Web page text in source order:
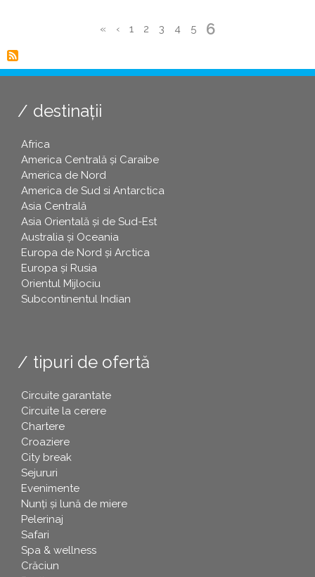
Prima
«
Pagina
‹ Page
1 Page
2 Page
3 Page
4 Page
5 Pagina
6
destinații
Africa
America Centrală și Caraibe
America de Nord
America de Sud si Antarctica
Asia Centrală
Asia Orientală și de Sud-Est
Australia și Oceania
Europa de Nord și Arctica
Europa și Rusia
Orientul Mijlociu
Subcontinentul Indian
tipuri de ofertă
Circuite garantate
Circuite la cerere
Chartere
Croaziere
City break
Sejururi
Evenimente
Nunți și lună de miere
Pelerinaj
Safari
Spa & wellness
Crăciun